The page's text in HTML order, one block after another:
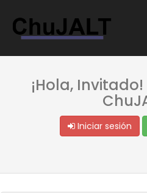
¡Hola,
Iniciar sesión